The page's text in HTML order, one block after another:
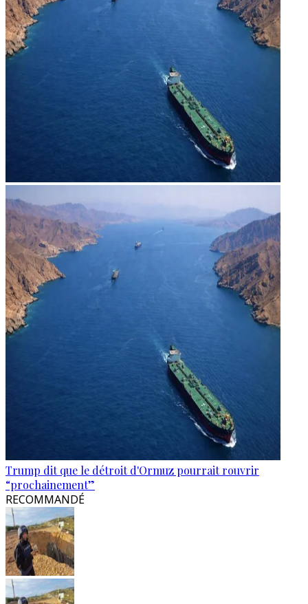
Trump dit que le détroit d'Ormuz pourrait rouvrir
“prochainement”
RECOMMANDÉ